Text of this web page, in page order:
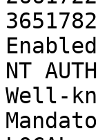
NT
Well-